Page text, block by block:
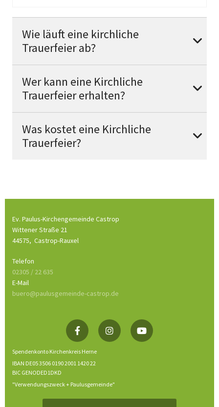
Wie läuft eine kirchliche
Trauerfeier ab?
Wer kann eine Kirchliche
Trauerfeier erhalten?
Was kostet eine Kirchliche
Trauerfeier?
Ev. Paulus-Kirchengemeinde Castrop
Wittener Straße 21
44575, Castrop-Rauxel
Telefon
02305 / 22 635
E-Mail
buero@paulusgemeinde-castrop.de
Spendenkonto Kirchenkreis Herne
IBAN DE05 3506 0190 2001 1420 22
BIC GENODED1DKD
"Verwendungszweck + Paulusgemeinde"